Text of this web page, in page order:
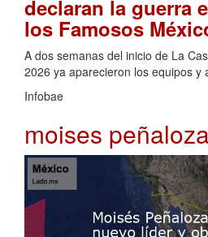
declaran la guerra
los Famosos
A dos semanas del inicio de La
2026 ya aparecieron los equipos y
Infobae
moises peñaloza